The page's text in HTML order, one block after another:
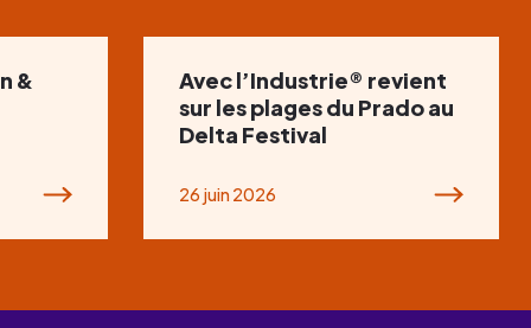
&
Avec l’Industrie® revient
sur les plages du Prado au
Delta Festival
26 juin 2026